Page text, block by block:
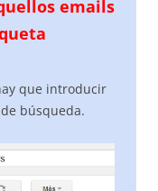
emails
que introducir
búsqueda.